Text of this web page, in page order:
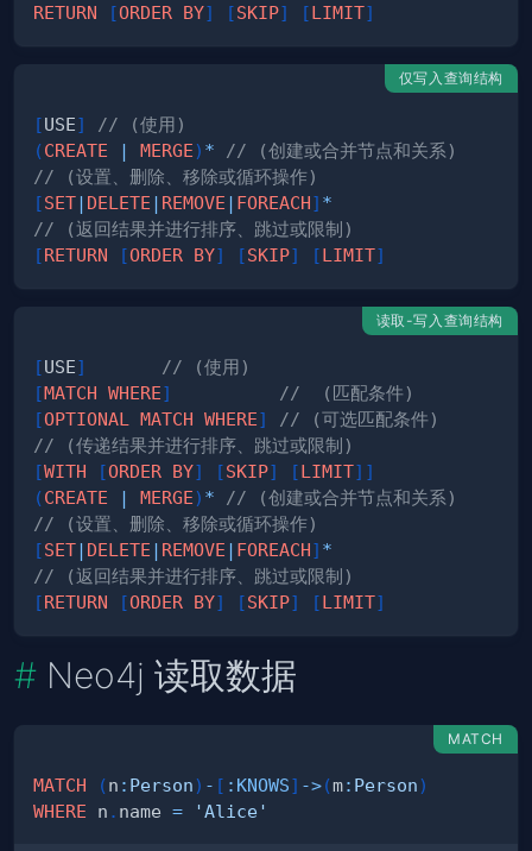
RETURN
[ORDER BY] [SKIP] [LIMIT]
仅写入查询结构
[USE]
// (使用)
(CREATE | MERGE) *
// (创建或合并节点和关系)
// (设置、删除、移除或循环操作)
[SET| DELETE | REMOVE | FOREACH] *
// (返回结果并进行排序、跳过或限制)
[RETURN [ORDER BY] [SKIP] [LIMIT]
读取-写入查询结构
[USE]
// (使用)
[MATCH WHERE]
//  (匹配条件)
[OPTIONAL MATCH WHERE]
// (可选匹配条件)
// (传递结果并进行排序、跳过或限制)
[WITH [ORDER BY] [SKIP] [LIMIT] ]
(CREATE | MERGE) *
// (创建或合并节点和关系)
// (设置、删除、移除或循环操作)
[SET| DELETE | REMOVE | FOREACH] *
// (返回结果并进行排序、跳过或限制)
[RETURN [ORDER BY] [SKIP] [LIMIT]
Neo4j 读取数据
MATCH
MATCH (n : Person) - [ : KNOWS] ->(m: Person)
WHERE n . name = 'Alice'